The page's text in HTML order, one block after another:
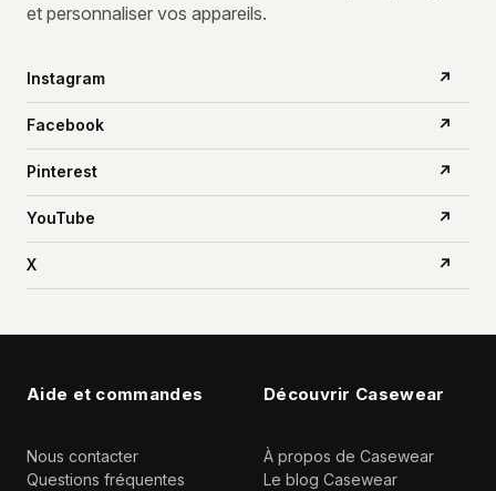
et personnaliser vos appareils.
Instagram ↗
Facebook ↗
Pinterest ↗
YouTube ↗
X ↗
Aide et commandes
Nous contacter
Questions fréquentes
Découvrir Casewear
À propos de Casewear
Le blog Casewear